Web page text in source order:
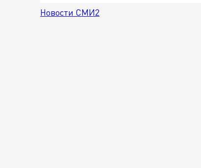
Новости СМИ2